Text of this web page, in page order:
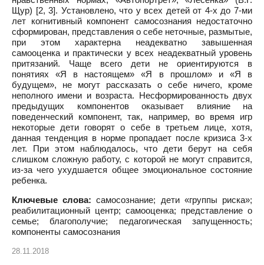
Щур) [2, 3]. Установлено, что у всех детей от 4-х до 7-ми
лет когнитивный компонент самосознания недостаточно
сформирован, представления о себе неточные, размытые,
при этом характерна неадекватно завышенная
самооценка и практически у всех неадекватный уровень
притязаний. Чаще всего дети не ориентируются в
понятиях «Я в настоящем» «Я в прошлом» и «Я в
будущем», не могут рассказать о себе ничего, кроме
неполного имени и возраста. Несформированность двух
предыдущих компонентов оказывает влияние на
поведенческий компонент, так, например, во время игр
некоторые дети говорят о себе в третьем лице, хотя,
данная тенденция в норме пропадает после кризиса 3-х
лет. При этом наблюдалось, что дети берут на себя
слишком сложную работу, с которой не могут справится,
из-за чего ухудшается общее эмоциональное состояние
ребенка.
Ключевые слова: самосознание; дети «группы риска»;
реабилитационный центр; самооценка; представление о
семье; благополучие; педагогическая запущенность;
компоненты самосознания
28.11.2018